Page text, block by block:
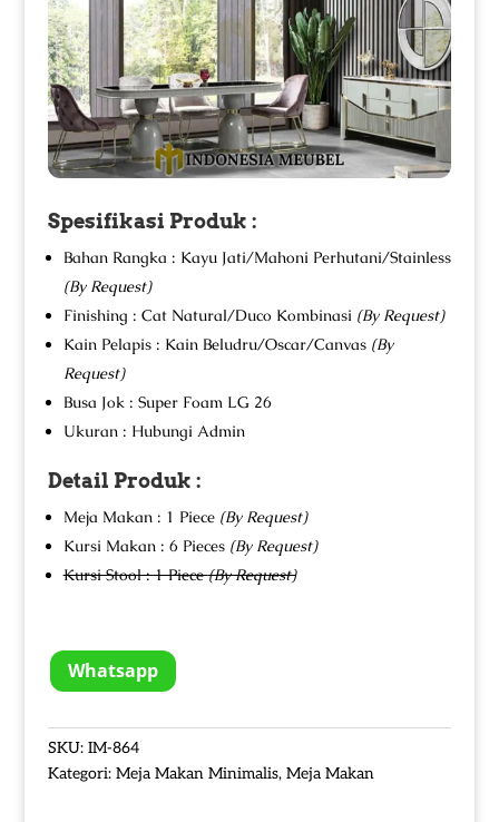
Spesifikasi Produk :
Bahan Rangka : Kayu Jati/Mahoni Perhutani/Stainless
(By Request)
Finishing : Cat Natural/Duco Kombinasi (By Request)
Kain Pelapis : Kain Beludru/Oscar/Canvas (By
Request)
Busa Jok : Super Foam LG 26
Ukuran : Hubungi Admin
Detail Produk :
Meja Makan : 1 Piece (By Request)
Kursi Makan : 6 Pieces (By Request)
Kursi Stool : 1 Piece(By Request)
Whatsapp
SKU: IM-864
Kategori: Meja Makan Minimalis, Meja Makan